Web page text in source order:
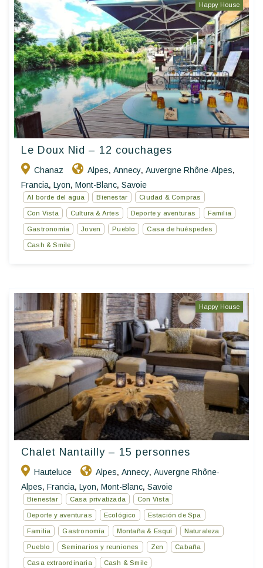
Happy House
Le Doux Nid – 12 couchages
Chanaz Alpes, Annecy, Auvergne Rhône-Alpes,
Francia, Lyon, Mont-Blanc, Savoie
Al borde del agua Bienestar Ciudad & Compras
Con Vista Cultura & Artes Deporte y aventuras Familia
Gastronomía Joven Pueblo Casa de huéspedes
Cash & Smile
Happy House
Chalet Nantailly – 15 personnes
Hauteluce Alpes, Annecy, Auvergne Rhône-
Alpes, Francia, Lyon, Mont-Blanc, Savoie
Bienestar Casa privatizada Con Vista
Deporte y aventuras Ecológico Estación de Spa
Familia Gastronomía Montaña & Esquí Naturaleza
Pueblo Seminarios y reuniones Zen Cabaña
Casa extraordinaria Cash & Smile